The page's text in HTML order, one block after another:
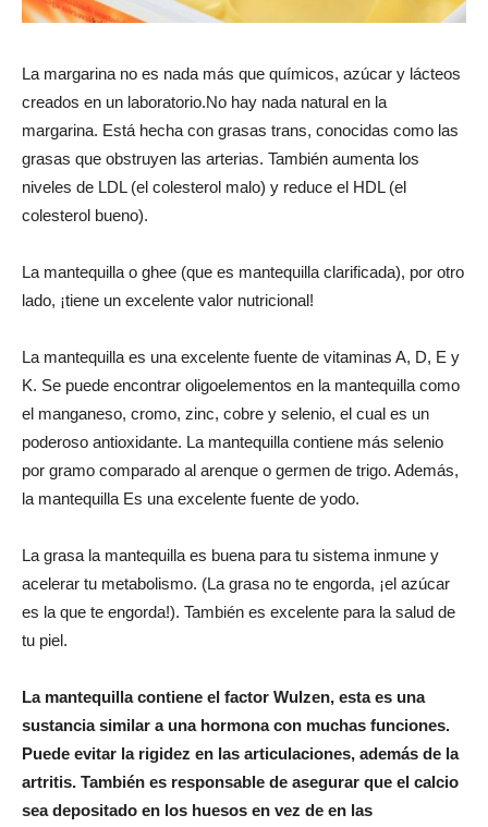
La margarina no es nada más que químicos, azúcar y lácteos
creados en un laboratorio.No hay nada natural en la
margarina. Está hecha con grasas trans, conocidas como las
grasas que obstruyen las arterias. También aumenta los
niveles de LDL (el colesterol malo) y reduce el HDL (el
colesterol bueno).
La mantequilla o ghee (que es mantequilla clarificada), por otro
lado, ¡tiene un excelente valor nutricional!
La mantequilla es una excelente fuente de vitaminas A, D, E y
K. Se puede encontrar oligoelementos en la mantequilla como
el manganeso, cromo, zinc, cobre y selenio, el cual es un
poderoso antioxidante. La mantequilla contiene más selenio
por gramo comparado al arenque o germen de trigo. Además,
la mantequilla Es una excelente fuente de yodo.
La grasa la mantequilla es buena para tu sistema inmune y
acelerar tu metabolismo. (La grasa no te engorda, ¡el azúcar
es la que te engorda!). También es excelente para la salud de
tu piel.
La mantequilla contiene el factor Wulzen, esta es una
sustancia similar a una hormona con muchas funciones.
Puede evitar la rigidez en las articulaciones, además de la
artritis. También es responsable de asegurar que el calcio
sea depositado en los huesos en vez de en las